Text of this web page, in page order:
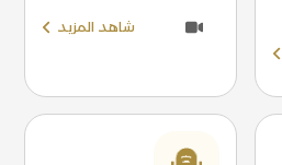
شاهد المزيد